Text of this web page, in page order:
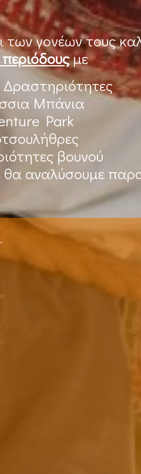
γονέων τους
με
Μπάνια
Park
βουνού
αναλύσουμε